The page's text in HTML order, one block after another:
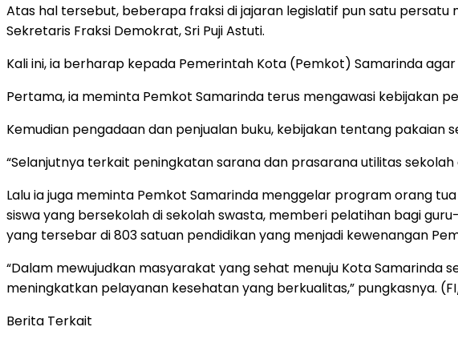
Atas hal tersebut, beberapa fraksi di jajaran legislatif pun satu
Sekretaris Fraksi Demokrat, Sri Puji Astuti.
Kali ini, ia berharap kepada Pemerintah Kota (Pemkot) Samarinda
Pertama, ia meminta Pemkot Samarinda terus mengawasi kebijakan
Kemudian pengadaan dan penjualan buku, kebijakan tentang
“Selanjutnya terkait peningkatan sarana dan prasarana utilitas
Lalu ia juga meminta Pemkot Samarinda menggelar program orang
siswa yang bersekolah di sekolah swasta, memberi pelatihan bagi
yang tersebar di 803 satuan pendidikan yang menjadi kewenangan
“Dalam mewujudkan masyarakat yang sehat menuju Kota
meningkatkan pelayanan kesehatan yang berkualitas,” pungkasnya.
Berita Terkait